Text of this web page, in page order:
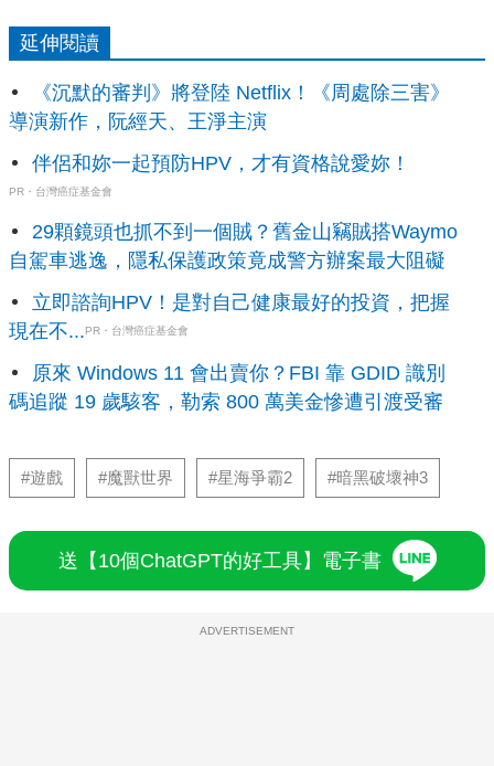
延伸閱讀
《沉默的審判》將登陸 Netflix！《周處除三害》
導演新作，阮經天、王淨主演
伴侶和妳一起預防HPV，才有資格說愛妳！
PR・台灣癌症基金會
29顆鏡頭也抓不到一個賊？舊金山竊賊搭Waymo
自駕車逃逸，隱私保護政策竟成警方辦案最大阻礙
立即諮詢HPV！是對自己健康最好的投資，把握
現在不... PR・台灣癌症基金會
原來 Windows 11 會出賣你？FBI 靠 GDID 識別
碼追蹤 19 歲駭客，勒索 800 萬美金慘遭引渡受審
#遊戲 #魔獸世界 #星海爭霸2 #暗黑破壞神3
送【10個ChatGPT的好工具】電子書
ADVERTISEMENT